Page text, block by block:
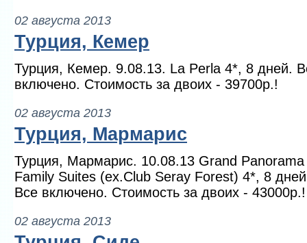
02 августа 2013
Турция, Кемер
Турция, Кемер. 9.08.13. La Perla 4*, 8 дней.
включено. Стоимость за двоих - 39700р.!
02 августа 2013
Турция, Мармарис
Турция, Мармарис. 10.08.13 Grand Panorama
Family Suites (ex.Club Seray Forest) 4*, 8
Все включено. Стоимость за двоих - 43000р.!
02 августа 2013